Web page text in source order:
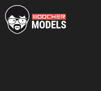
Přeskočit
na
obsah